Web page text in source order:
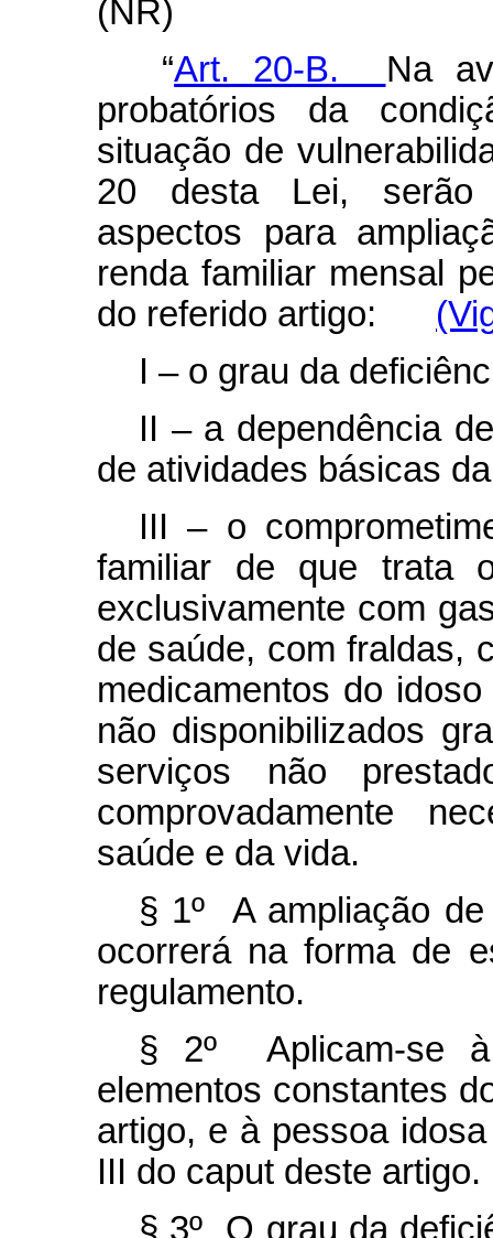
(NR)
“Art. 20-B. Na
probatórios da
situação de
20 desta Lei, serão
aspectos para
renda familiar mensal
do referido artigo:
I – o grau da
II – a dependência
de atividades básicas
III – o
familiar de que trata
exclusivamente com
de saúde, com fraldas,
medicamentos do
não disponibilizados
serviços não
comprovadamente
saúde e da vida.
§ 1º A ampliação
ocorrerá na forma de
regulamento.
§ 2º Aplicam-se à
elementos constantes
artigo, e à pessoa
III do caput deste artigo.
§ 3º O grau da